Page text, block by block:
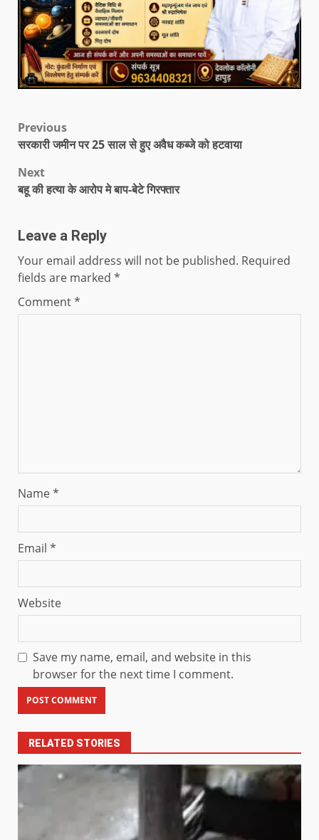
Previous
सरकारी जमीन पर 25 साल से हुए अवैध कब्जे को हटवाया
Next
बहू की हत्या के आरोप मे बाप-बेटे गिरफ्तार
Leave a Reply
Your email address will not be published. Required
fields are marked *
Comment*
Name*
Email *
Website
Save my name, email, and website in this
browser for the next time I comment.
RELATED STORIES